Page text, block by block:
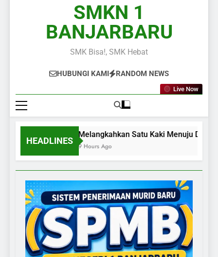
SMKN 1
BANJARBARU
SMK Bisa!, SMK Hebat
HUBUNGI KAMI RANDOM NEWS
Live Now
HEADLINES
Melangkahkan Satu Kaki Menuju Dunia
9 Hours Ago